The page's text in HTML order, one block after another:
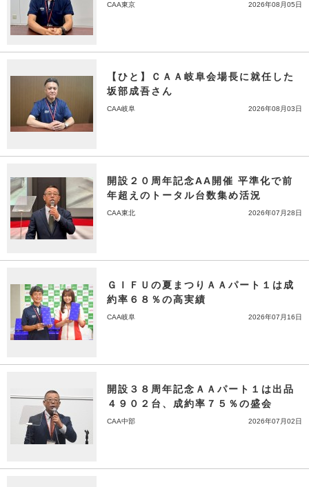
CAA東京 2026年08月05日
【ひと】ＣＡＡ岐阜会場長に就任した
坂部成吾さん
CAA岐阜 2026年08月03日
開設２０周年記念AA開催 平準化で前
年超えのトータル台数集め活況
CAA東北 2026年07月28日
ＧＩＦＵの夏まつりＡＡパート１は成
約率６８％の高実績
CAA岐阜 2026年07月16日
開設３８周年記念ＡＡパート１は出品
４９０２台、成約率７５％の盛会
CAA中部 2026年07月02日